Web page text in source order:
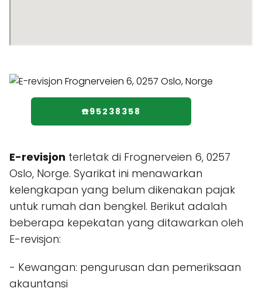
☎️95238358
E-revisjon terletak di Frognerveien 6, 0257
Oslo, Norge. Syarikat ini menawarkan
kelengkapan yang belum dikenakan pajak
untuk rumah dan bengkel. Berikut adalah
beberapa kepekatan yang ditawarkan oleh
E-revisjon:
- Kewangan: pengurusan dan pemeriksaan
akauntansi